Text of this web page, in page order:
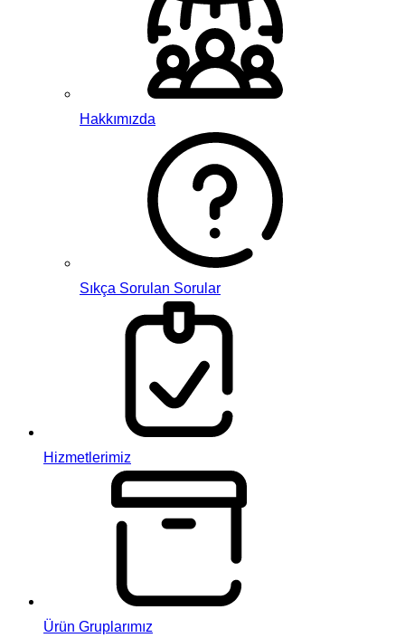
Hakkımızda
Sıkça Sorulan Sorular
Hizmetlerimiz
Ürün Gruplarımız